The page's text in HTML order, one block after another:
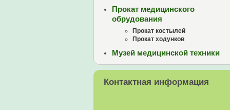
Прокат медицинского
обрудования
Прокат костылей
Прокат ходунков
Музей медицинской техники
Контактная информация